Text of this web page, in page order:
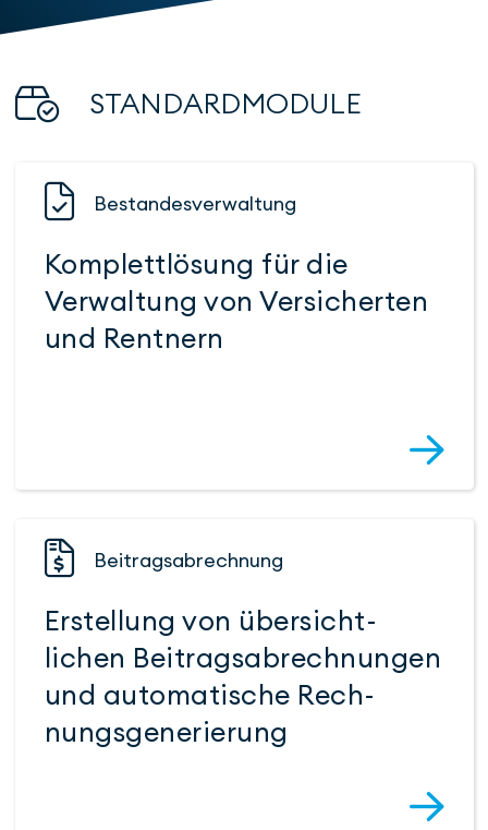
STANDARD­MODULE
Bestandes­verwaltung
Komplett­lösung für die
Verwal­tung von Versi­cher­ten
und Rent­nern
Beitrags­abrechnung
Erstellung von über­­sicht­
lichen Bei­trags­ab­rech­nungen
und auto­ma­tische Rech­
nungs­gene­rierung